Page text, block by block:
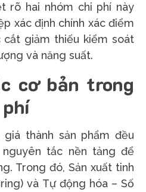
rõ hai nhóm chi phí này
xác định chính xác điểm
cắt giảm thiếu kiểm soát
và năng suất.
cơ bản trong
thành sản phẩm đều
tắc nền tảng để
Trong đó, Sản xuất tinh
và Tự động hóa – Số